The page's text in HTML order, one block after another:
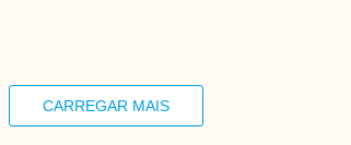
CARREGAR MAIS